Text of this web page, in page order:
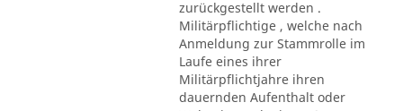
zurückgestellt werden .
Militärpflichtige , welche nach
Anmeldung zur Stammrolle im
Laufe eines ihrer
Militärpflichtjahre ihren
dauernden Aufenthalt oder